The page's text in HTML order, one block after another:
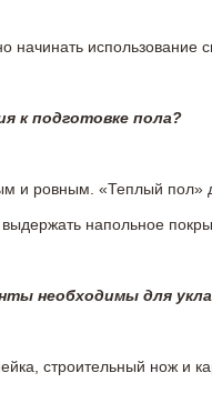
начинать
к подготовке пола?
и ровным. «Теплый пол»
напольное
необходимы для
строительный нож и